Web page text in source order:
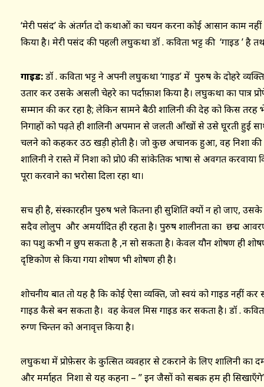
‘मेरी पसंद’ के अंतर्गत दो कथाओं का चयन करना कोई आसान काम
किया है। मेरी पसंद की पहली लघुकथा डॉ . कविता भट्ट की ‘गाइड ’ है
गाइड:डॉ . कविता भट्ट ने अपनी लघुकथा ‘गाइड’ में पुरुष के दोहरे
उतार कर उसके असली चेहरे का पर्दाफ़ाश किया है। लघुकथा का पात्र
सम्मान की कर रहा है; लेकिन सामने बैठी शालिनी की देह को किस तरह
निगाहों को पढ़ते ही शालिनी अपमान से जलती आँखों से उसे घूरती हुई
चलने को कहकर उठ खड़ी होती है। जो कुछ अचानक हुआ, वह निशा की
शालिनी ने रास्ते में निशा को प्रो0 की सांकेतिक भाषा से अवगत करवाया
पूरा करवाने का भरोसा दिला रहा था।
सच ही है, संस्कारहीन पुरुष भले कितना ही सुशिक्षित क्यों न हो जाए,
सदैव लोलुप और अमर्यादित ही रहता है। पुरुष शालीनता का छद्म
का पशु कभी न छुप सकता है ,न सो सकता है। केवल यौन शोषण ही
दृष्टिकोण से किया गया शोषण भी शोषण ही है।
शोचनीय बात तो यह है कि कोई ऐसा व्यक्ति, जो स्वयं को गाइड नहीं
गाइड कैसे बन सकता है। वह केवल मिस गाइड कर सकता है। डॉ .
रुग्ण चिन्तन को अनावृत्त किया है।
लघुकथा में प्रोफ़ेसर के कुत्सित व्यवहार से टकराने के लिए शालिनी का
और मर्माहत निशा से यह कहना – ” इन जैसों को सबक़ हम ही सिखाएँगे”